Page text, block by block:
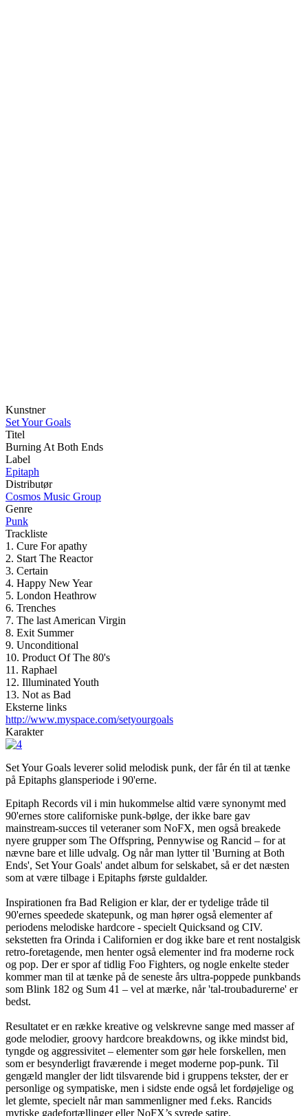
Kunstner
Set Your Goals
Titel
Burning At Both Ends
Label
Epitaph
Distributør
Cosmos Music Group
Genre
Punk
Trackliste
1. Cure For apathy
2. Start The Reactor
3. Certain
4. Happy New Year
5. London Heathrow
6. Trenches
7. The last American Virgin
8. Exit Summer
9. Unconditional
10. Product Of The 80's
11. Raphael
12. Illuminated Youth
13. Not as Bad
Eksterne links
http://www.myspace.com/setyourgoals
Karakter
Set Your Goals leverer solid melodisk punk, der får én til at tænke
på Epitaphs glansperiode i 90'erne.
Epitaph Records vil i min hukommelse altid være synonymt med
90'ernes store californiske punk-bølge, der ikke bare gav
mainstream-succes til veteraner som NoFX, men også breakede
nyere grupper som The Offspring, Pennywise og Rancid – for at
nævne bare et lille udvalg. Og når man lytter til 'Burning at Both
Ends', Set Your Goals' andet album for selskabet, så er det næsten
som at være tilbage i Epitaphs første guldalder.
Inspirationen fra Bad Religion er klar, der er tydelige tråde til
90'ernes speedede skatepunk, og man hører også elementer af
periodens melodiske hardcore - specielt Quicksand og CIV.
sekstetten fra Orinda i Californien er dog ikke bare et rent nostalgisk
retro-foretagende, men henter også elementer ind fra moderne rock
og pop. Der er spor af tidlig Foo Fighters, og nogle enkelte steder
kommer man til at tænke på de seneste års ultra-poppede punkbands
som Blink 182 og Sum 41 – vel at mærke, når 'tal-troubadurerne' er
bedst.
Resultatet er en række kreative og velskrevne sange med masser af
gode melodier, groovy hardcore breakdowns, og ikke mindst bid,
tyngde og aggressivitet – elementer som gør hele forskellen, men
som er besynderligt fraværende i meget moderne pop-punk. Til
gengæld mangler der lidt tilsvarende bid i gruppens tekster, der er
personlige og sympatiske, men i sidste ende også let fordøjelige og
let glemte, specielt når man sammenligner med f.eks. Rancids
mytiske gadefortællinger eller NoFX’s syrede satire.